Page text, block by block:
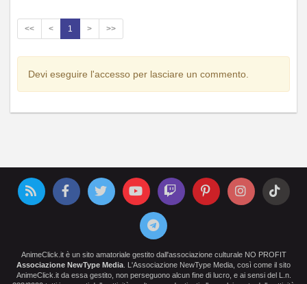
<< < 1 > >>
Devi eseguire l'accesso per lasciare un commento.
AnimeClick.it è un sito amatoriale gestito dall'associazione culturale NO PROFIT
Associazione NewType Media . L'Associazione NewType Media, così come il sito
AnimeClick.it da essa gestito, non perseguono alcun fine di lucro, e ai sensi del L.n.